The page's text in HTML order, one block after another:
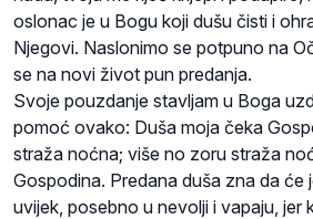
oslonac je u Bogu koji dušu čisti i
Njegovi. Naslonimo se potpuno na
se na novi život pun predanja.
Svoje pouzdanje stavljam u Boga
pomoć ovako: Duša moja čeka
straža noćna; više no zoru straža
Gospodina. Predana duša zna da će
uvijek, posebno u nevolji i vapaju, jer